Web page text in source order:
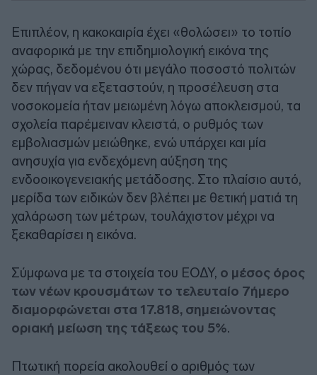
Επιπλέον, η κακοκαιρία έχει «θολώσει» το τοπίο
αναφορικά με την επιδημιολογική εικόνα της
χώρας, δεδομένου ότι μεγάλο ποσοστό πολιτών
δεν πήγαν να εξεταστούν, η προσέλευση στα
νοσοκομεία ήταν μειωμένη λόγω αποκλεισμού, τα
σχολεία παρέμειναν κλειστά, ο ρυθμός των
εμβολιασμών μειώθηκε, ενώ υπάρχει και μία
ανησυχία για ενδεχόμενη αύξηση της
ενδοοικογενειακής μετάδοσης. Στο πλαίσιο αυτό,
μερίδα των ειδικών δεν βλέπει με θετική ματιά τη
χαλάρωση των μέτρων, τουλάχιστον μέχρι να
ξεκαθαρίσει η εικόνα.
Σύμφωνα με τα στοιχεία του ΕΟΔΥ, ο μέσος όρος
των νέων κρουσμάτων το τελευταίο 7ήμερο
διαμορφώνεται στα 17.818, σημειώνοντας
οριακή μείωση της τάξεως του 5%.
Πτωτική πορεία ακολουθεί ο αριθμός των